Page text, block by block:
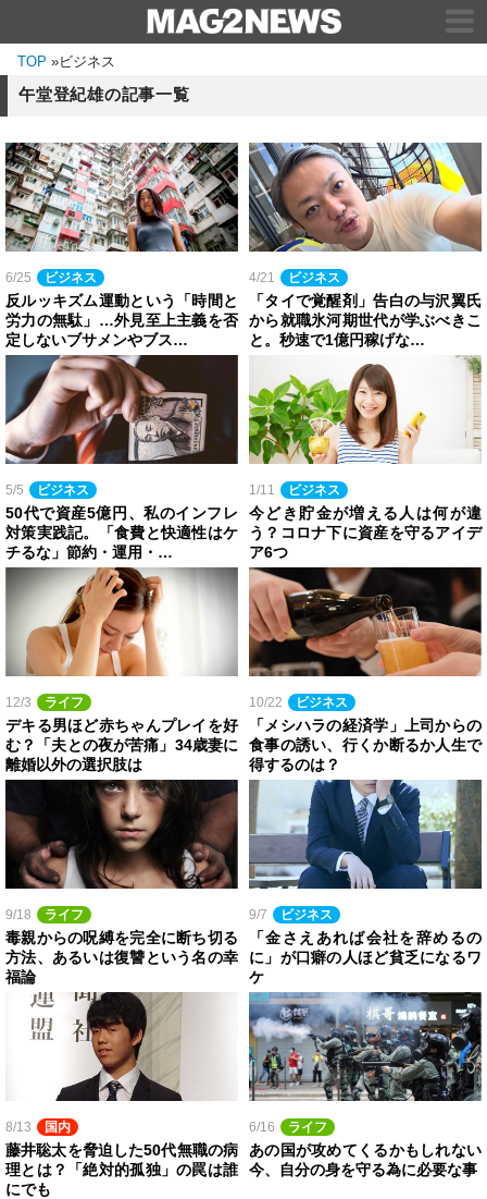
TOP »ビジネス
午堂登紀雄の記事一覧
6/25 ビジネス
反ルッキズム運動という「時間と
労力の無駄」…外見至上主義を否
定しないブサメンやブス…
4/21 ビジネス
「タイで覚醒剤」告白の与沢翼氏
から就職氷河期世代が学ぶべきこ
と。秒速で1億円稼げな…
5/5 ビジネス
50代で資産5億円、私のインフレ
対策実践記。「食費と快適性はケ
チるな」節約・運用・…
1/11 ビジネス
今どき貯金が増える人は何が違
う？コロナ下に資産を守るアイデ
ア6つ
12/3 ライフ
デキる男ほど赤ちゃんプレイを好
む？「夫との夜が苦痛」34歳妻に
離婚以外の選択肢は
10/22 ビジネス
「メシハラの経済学」上司からの
食事の誘い、行くか断るか人生で
得するのは？
9/18 ライフ
毒親からの呪縛を完全に断ち切る
方法、あるいは復讐という名の幸
福論
9/7 ビジネス
「金さえあれば会社を辞めるの
に」が口癖の人ほど貧乏になるワ
ケ
8/13 国内
藤井聡太を脅迫した50代無職の病
理とは？「絶対的孤独」の罠は誰
にでも
6/16 ライフ
あの国が攻めてくるかもしれない
今、自分の身を守る為に必要な事